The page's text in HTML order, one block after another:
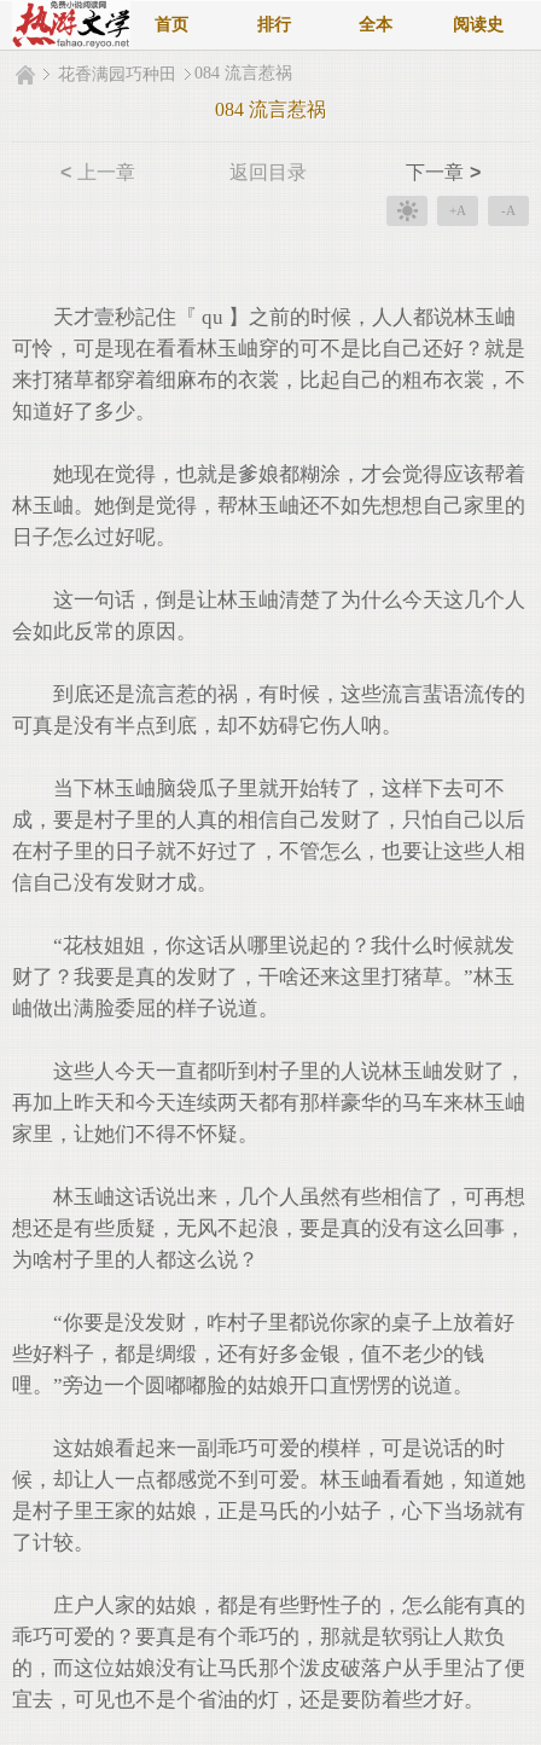
首页 排行 全本 阅读史
花香满园巧种田 084 流言惹祸
084 流言惹祸
< 上一章 返回目录 下一章 >
+A -A
天才壹秒記住『 qu 】之前的时候，人人都说林玉岫
可怜，可是现在看看林玉岫穿的可不是比自己还好？就是
来打猪草都穿着细麻布的衣裳，比起自己的粗布衣裳，不
知道好了多少。
她现在觉得，也就是爹娘都糊涂，才会觉得应该帮着
林玉岫。她倒是觉得，帮林玉岫还不如先想想自己家里的
日子怎么过好呢。
这一句话，倒是让林玉岫清楚了为什么今天这几个人
会如此反常的原因。
到底还是流言惹的祸，有时候，这些流言蜚语流传的
可真是没有半点到底，却不妨碍它伤人呐。
当下林玉岫脑袋瓜子里就开始转了，这样下去可不
成，要是村子里的人真的相信自己发财了，只怕自己以后
在村子里的日子就不好过了，不管怎么，也要让这些人相
信自己没有发财才成。
“花枝姐姐，你这话从哪里说起的？我什么时候就发
财了？我要是真的发财了，干啥还来这里打猪草。”林玉
岫做出满脸委屈的样子说道。
这些人今天一直都听到村子里的人说林玉岫发财了，
再加上昨天和今天连续两天都有那样豪华的马车来林玉岫
家里，让她们不得不怀疑。
林玉岫这话说出来，几个人虽然有些相信了，可再想
想还是有些质疑，无风不起浪，要是真的没有这么回事，
为啥村子里的人都这么说？
“你要是没发财，咋村子里都说你家的桌子上放着好
些好料子，都是绸缎，还有好多金银，值不老少的钱
哩。”旁边一个圆嘟嘟脸的姑娘开口直愣愣的说道。
这姑娘看起来一副乖巧可爱的模样，可是说话的时
候，却让人一点都感觉不到可爱。林玉岫看看她，知道她
是村子里王家的姑娘，正是马氏的小姑子，心下当场就有
了计较。
庄户人家的姑娘，都是有些野性子的，怎么能有真的
乖巧可爱的？要真是有个乖巧的，那就是软弱让人欺负
的，而这位姑娘没有让马氏那个泼皮破落户从手里沾了便
宜去，可见也不是个省油的灯，还是要防着些才好。